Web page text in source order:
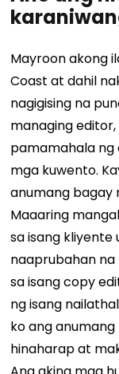
Mayroon akong
Coast at dahil
nagigising na
managing
pamamahala
mga kuwento.
anumang bagay
Maaaring
sa isang
naaprubahan na
sa isang copy
ng isang
ko ang
hinaharap at